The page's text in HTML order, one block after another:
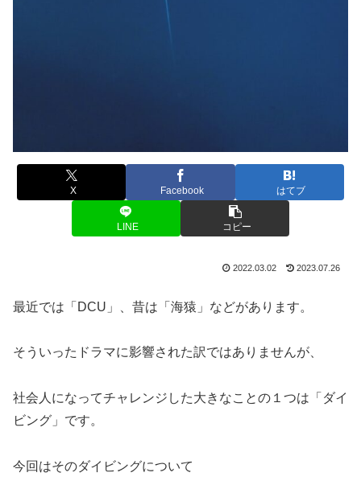
X Facebook はてブ
LINE コピー
2022.03.02 2023.07.26
最近では「DCU」、昔は「海猿」などがあります。
そういったドラマに影響された訳ではありませんが、
社会人になってチャレンジした大きなことの１つは「ダイ
ビング」です。
今回はそのダイビングについて